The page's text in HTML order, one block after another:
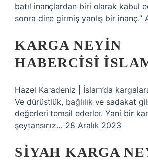
batıl inançlardan biri olarak kabul
sonra dine girmiş yanlış bir inanç.”
KARGA NEYIN
HABERCISI
Hazel Karadeniz | İslam’da
Ve dürüstlük, bağlılık ve sadakat
değerleri temsil ederler. Yani bir
şeytansınız… 28 Aralık 2023
SIYAH KARGA